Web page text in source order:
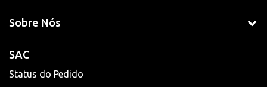
Sobre Nós
SAC
Status do Pedido